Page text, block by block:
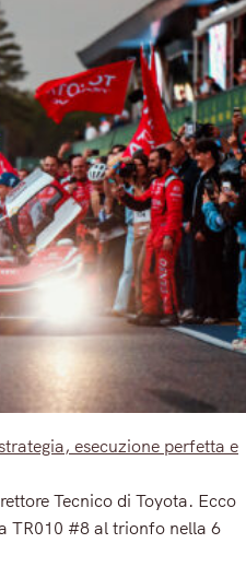
esecuzione perfetta e
Tecnico di Toyota. Ecco
TR010 #8 al trionfo nella 6